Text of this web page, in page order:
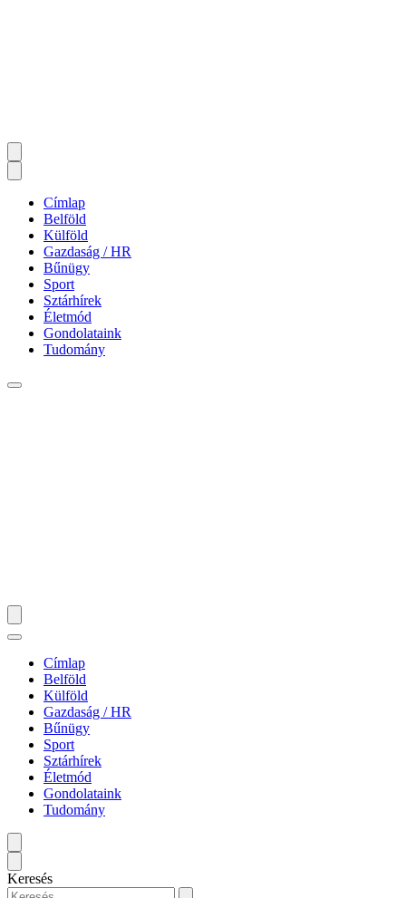
Címlap
Belföld
Külföld
Gazdaság / HR
Bűnügy
Sport
Sztárhírek
Életmód
Gondolataink
Tudomány
Címlap
Belföld
Külföld
Gazdaság / HR
Bűnügy
Sport
Sztárhírek
Életmód
Gondolataink
Tudomány
Keresés